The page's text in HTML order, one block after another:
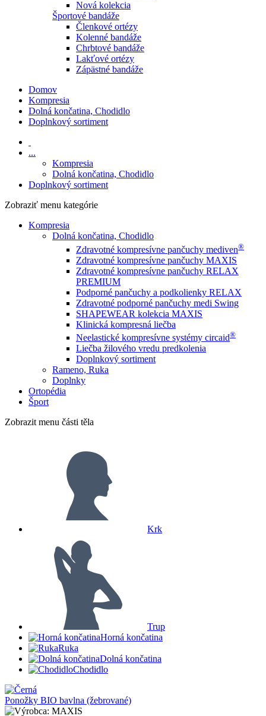
Nová kolekcia
Športové bandáže
Členkové ortézy
Kolenné bandáže
Chrbtové bandáže
Lakťové ortézy
Zápästné bandáže
Domov
Kompresia
Dolná končatina, Chodidlo
Doplnkový sortiment
...
Kompresia
Dolná končatina, Chodidlo
Doplnkový sortiment
Zobraziť menu kategórie
Kompresia
Dolná končatina, Chodidlo
Zdravotné kompresívne pančuchy mediven®
Zdravotné kompresívne pančuchy MAXIS
Zdravotné kompresívne pančuchy RELAX
PREMIUM
Podporné pančuchy a podkolienky RELAX
Zdravotné podporné pančuchy medi Swing
SHAPEWEAR kolekcia MAXIS
Klinická kompresná liečba
Neelastické kompresívne systémy circaid®
Liečba žilového vredu predkolenia
Doplnkový sortiment
Rameno, Ruka
Doplnky
Ortopédia
Šport
Zobrazit menu části těla
Krk
Trup
Horná končatina
Ruka
Dolná končatina
Chodidlo
Ponožky BIO bavlna (žebrované)
MAXIS